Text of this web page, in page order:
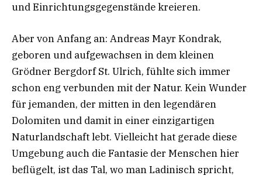
und Einrichtungsgegenstände kreieren.
Aber von Anfang an: Andreas Mayr Kondrak,
geboren und aufgewachsen in dem kleinen
Grödner Bergdorf St. Ulrich, fühlte sich immer
schon eng verbunden mit der Natur. Kein Wunder
für jemanden, der mitten in den legendären
Dolomiten und damit in einer einzigartigen
Naturlandschaft lebt. Vielleicht hat gerade diese
Umgebung auch die Fantasie der Menschen hier
beflügelt, ist das Tal, wo man Ladinisch spricht,